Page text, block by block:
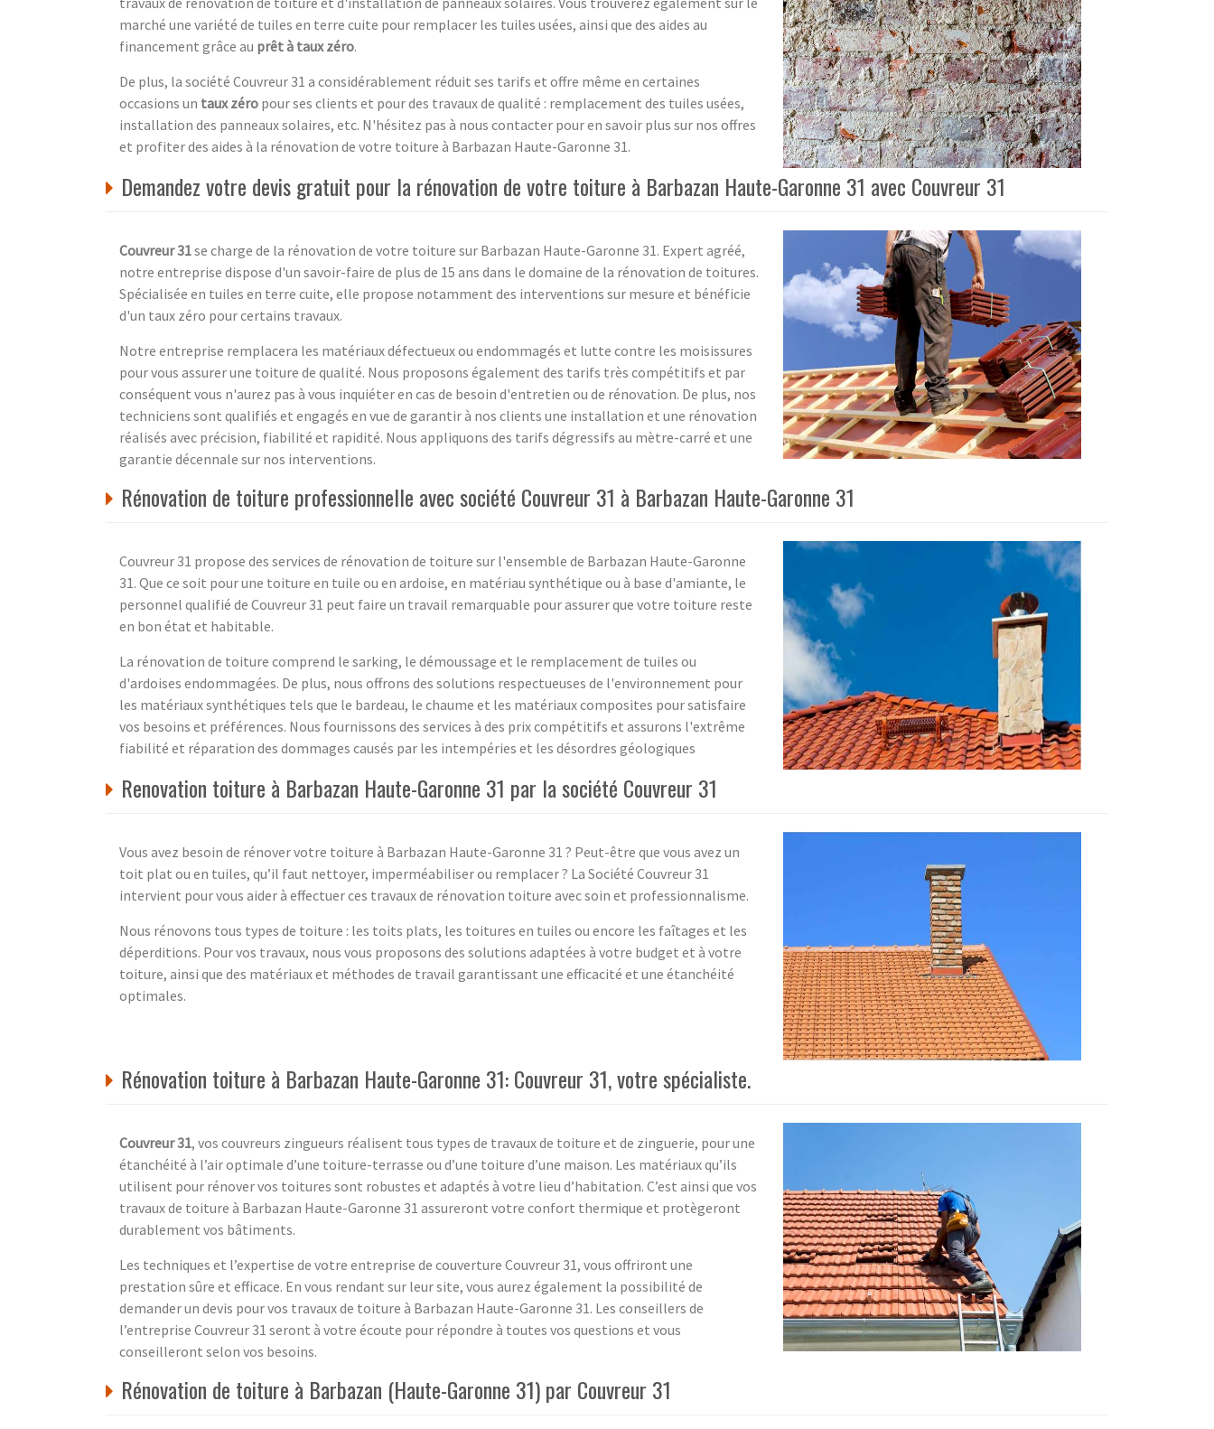
marché une variété de tuiles en terre cuite pour remplacer les tuiles usées, ainsi que des aides au
financement grâce au prêt à taux zéro.
De plus, la société Couvreur 31 a considérablement réduit ses tarifs et offre même en certaines
occasions un taux zéro pour ses clients et pour des travaux de qualité : remplacement des tuiles usées,
installation des panneaux solaires, etc. N'hésitez pas à nous contacter pour en savoir plus sur nos offres
et profiter des aides à la rénovation de votre toiture à Barbazan Haute-Garonne 31.
Demandez votre devis gratuit pour la rénovation de votre toiture à Barbazan Haute-Garonne 31 avec Couvreur 31
Couvreur 31se charge de la rénovation de votre toiture sur Barbazan Haute-Garonne 31. Expert agréé,
notre entreprise dispose d'un savoir-faire de plus de 15 ans dans le domaine de la rénovation de toitures.
Spécialisée en tuiles en terre cuite, elle propose notamment des interventions sur mesure et bénéficie
d'un taux zéro pour certains travaux.
Notre entreprise remplacera les matériaux défectueux ou endommagés et lutte contre les moisissures
pour vous assurer une toiture de qualité. Nous proposons également des tarifs très compétitifs et par
conséquent vous n'aurez pas à vous inquiéter en cas de besoin d'entretien ou de rénovation. De plus, nos
techniciens sont qualifiés et engagés en vue de garantir à nos clients une installation et une rénovation
réalisés avec précision, fiabilité et rapidité. Nous appliquons des tarifs dégressifs au mètre-carré et une
garantie décennale sur nos interventions.
Rénovation de toiture professionnelle avec société Couvreur 31 à Barbazan Haute-Garonne 31
Couvreur 31 propose des services de rénovation de toiture sur l'ensemble de Barbazan Haute-Garonne
31. Que ce soit pour une toiture en tuile ou en ardoise, en matériau synthétique ou à base d'amiante, le
personnel qualifié de Couvreur 31 peut faire un travail remarquable pour assurer que votre toiture reste
en bon état et habitable.
La rénovation de toiture comprend le sarking, le démoussage et le remplacement de tuiles ou
d'ardoises endommagées. De plus, nous offrons des solutions respectueuses de l'environnement pour
les matériaux synthétiques tels que le bardeau, le chaume et les matériaux composites pour satisfaire
vos besoins et préférences. Nous fournissons des services à des prix compétitifs et assurons l'extrême
fiabilité et réparation des dommages causés par les intempéries et les désordres géologiques
Renovation toiture à Barbazan Haute-Garonne 31 par la société Couvreur 31
Vous avez besoin de rénover votre toiture à Barbazan Haute-Garonne 31 ? Peut-être que vous avez un
toit plat ou en tuiles, qu’il faut nettoyer, imperméabiliser ou remplacer ? La Société Couvreur 31
intervient pour vous aider à effectuer ces travaux de rénovation toiture avec soin et professionnalisme.
Nous rénovons tous types de toiture : les toits plats, les toitures en tuiles ou encore les faîtages et les
déperditions. Pour vos travaux, nous vous proposons des solutions adaptées à votre budget et à votre
toiture, ainsi que des matériaux et méthodes de travail garantissant une efficacité et une étanchéité
optimales.
Rénovation toiture à Barbazan Haute-Garonne 31: Couvreur 31, votre spécialiste.
Couvreur 31, vos couvreurs zingueurs réalisent tous types de travaux de toiture et de zinguerie, pour une
étanchéité à l’air optimale d’une toiture-terrasse ou d’une toiture d’une maison. Les matériaux qu’ils
utilisent pour rénover vos toitures sont robustes et adaptés à votre lieu d’habitation. C’est ainsi que vos
travaux de toiture à Barbazan Haute-Garonne 31 assureront votre confort thermique et protègeront
durablement vos bâtiments.
Les techniques et l’expertise de votre entreprise de couverture Couvreur 31, vous offriront une
prestation sûre et efficace. En vous rendant sur leur site, vous aurez également la possibilité de
demander un devis pour vos travaux de toiture à Barbazan Haute-Garonne 31. Les conseillers de
l’entreprise Couvreur 31 seront à votre écoute pour répondre à toutes vos questions et vous
conseilleront selon vos besoins.
Rénovation de toiture à Barbazan (Haute-Garonne 31) par Couvreur 31